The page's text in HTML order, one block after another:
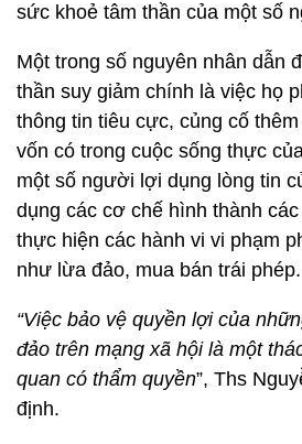
sức khoẻ tâm thần của một số
Một trong số nguyên nhân dẫn
thần suy giảm chính là việc họ
thông tin tiêu cực, củng cố
vốn có trong cuộc sống thực
một số người lợi dụng lòng tin
dụng các cơ chế hình thành
thực hiện các hành vi vi phạm
như lừa đảo, mua bán trái
“Việc bảo vệ quyền lợi của
đảo trên mạng xã hội là một
quan có thẩm quyền”, Ths
định.